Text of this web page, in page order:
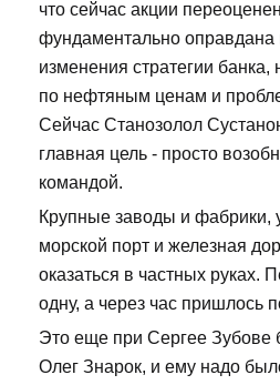
что сейчас акции
фундаментально оправдана
изменения стратегии банка,
по нефтяным ценам и
Сейчас Станозолол
главная цель - просто
командой.
Крупные заводы и фабрики,
морской порт и железная
оказаться в частных руках.
одну, а через час пришлось
Это еще при Сергее Зубове
Олег Знарок, и ему надо